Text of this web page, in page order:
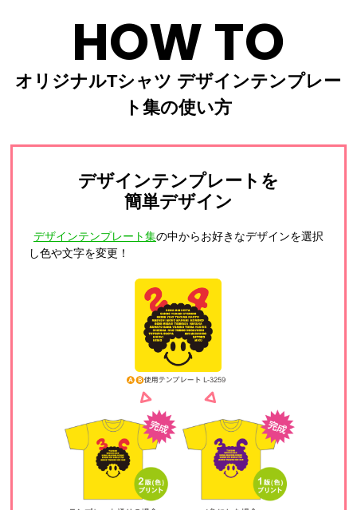
HOW TO
オリジナルTシャツ デザインテンプレー
ト集の使い方
デザインテンプレートを
簡単デザイン
デザインテンプレート集の中からお好きなデザインを選択
し色や文字を変更！